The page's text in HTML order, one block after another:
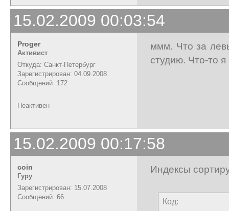
15.02.2009 00:03:54
Proger
Активист
Откуда: Санкт-Петербург
Зарегистрирован: 04.09.2008
Сообщений: 172
ммм. Что за
студию. Что-то
Неактивен
15.02.2009 00:17:58
coin
Гуру
Зарегистрирован: 15.07.2008
Сообщений: 66
Индексы
Код: